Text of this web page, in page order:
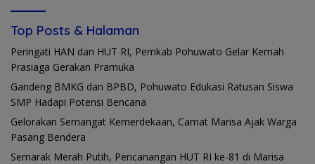
Top Posts & Halaman
Peringati HAN dan HUT RI, Pemkab Pohuwato Gelar Kemah
Prasiaga Gerakan Pramuka
Gandeng BMKG dan BPBD, Pohuwato Edukasi Ratusan Siswa
SMP Hadapi Potensi Bencana
Gelorakan Semangat Kemerdekaan, Camat Marisa Ajak Warga
Pasang Bendera
Semarak Merah Putih, Pencanangan HUT RI ke-81 di Marisa